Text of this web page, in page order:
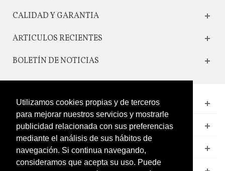
Utilizamos cookies propias y de terceros
para mejorar nuestros servicios y mostrarle
publicidad relacionada con sus preferencias
mediante el análisis de sus hábitos de
navegación. Si continua navegando,
consideramos que acepta su uso. Puede
CALIDAD Y GARANTIA
ARTICULOS RECIENTES
BOLETÍN DE NOTICIAS
CONTACTO
LEGAL
CATÁLOGO